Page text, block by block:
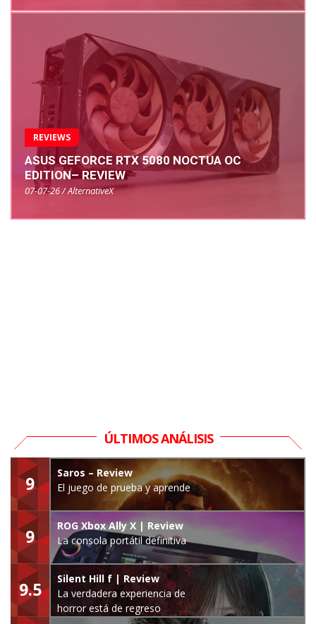
REVIEWS
ASUS GEFORCE RTX 5080 NOCTUA OC
EDITION– REVIEW
07-07-26 / AlternativeX
ÚLTIMOS ANÁLISIS
9
Saros – Review
El juego de prueba y aprende
9
ROG Xbox Ally X | Review
La consola portátil definitiva
9.5
Silent Hill f | Review
La verdadera experiencia de
horror está de regreso